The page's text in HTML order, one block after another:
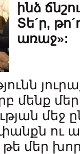
ինձ
Տե´ր,
առաջ»:
մենք
մեջ
ու
թե մեր